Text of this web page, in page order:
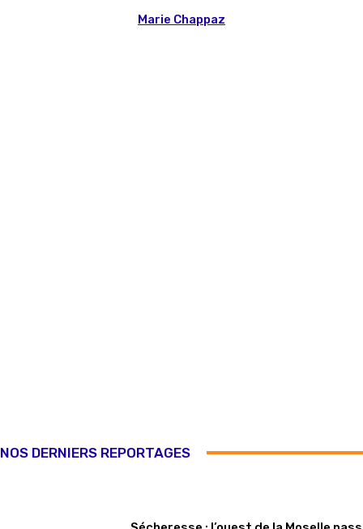
Marie Chappaz
NOS DERNIERS REPORTAGES